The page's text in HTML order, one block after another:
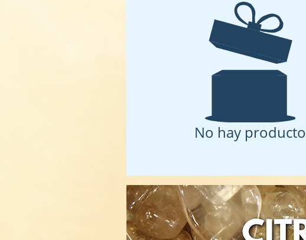
No hay producto